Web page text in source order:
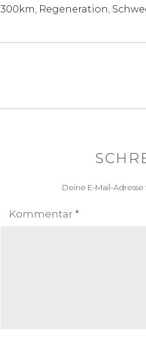
300km Regeneration
Deine E-Mail-
Kommentar *